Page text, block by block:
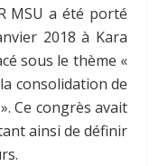
MSU a été porté
2018 à Kara
sous le thème «
consolidation de
Ce congrès avait
ainsi de définir